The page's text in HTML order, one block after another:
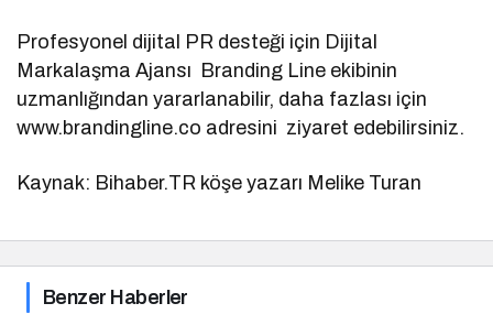
Profesyonel dijital PR desteği için Dijital
Markalaşma Ajansı Branding Line ekibinin
uzmanlığından yararlanabilir, daha fazlası için
www.brandingline.co adresini ziyaret edebilirsiniz.
Kaynak: Bihaber.TR köşe yazarı Melike Turan
Benzer Haberler